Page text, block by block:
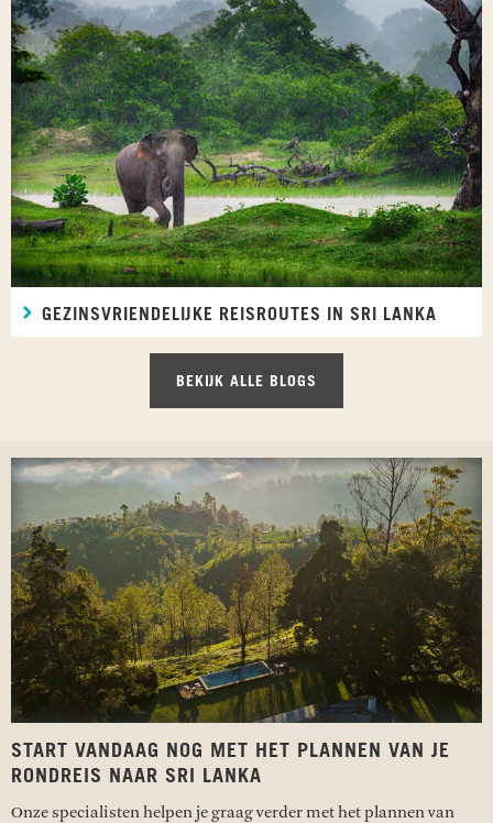
GEZINSVRIENDELIJKE REISROUTES IN SRI LANKA
BEKIJK ALLE BLOGS
START VANDAAG NOG MET HET PLANNEN VAN JE
RONDREIS NAAR SRI LANKA
Onze specialisten helpen je graag verder met het plannen van